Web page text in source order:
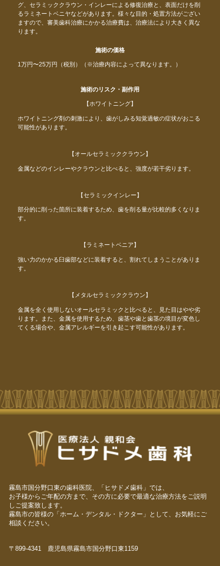
グ、セラミッククラウン・インレーによる修復治療と、表面だけを削
るラミネートベニヤなどがあります。様々な目的・処置方法がござい
ますので、審美歯科治療にかかる治療費は、治療法により大きく異な
ります。
施術の価格
1万円〜25万円（税別）（※治療内容によって異なります。）
施術のリスク・副作用
【ホワイトニング】
ホワイトニング剤の刺激により、歯がしみる知覚過敏の症状がおこる
可能性があります。
【オールセラミッククラウン】
金属などのインレーやクラウンと比べると、強度が若干劣ります。
【セラミックインレー】
部分的に削った箇所に装着するため、歯を削る量が比較的多くなりま
す。
【ラミネートベニア】
強い力のかかる臼歯部などに装着すると、割れてしまうことがありま
す。
【メタルセラミッククラウン】
金属を全く使用しないオールセラミックと比べると、見た目はやや劣
ります。また、金属を使用するため、歯茎や歯と歯茎の境目が変色し
てくる場合や、金属アレルギーを引き起こす可能性があります。
霧島市国分野口東の歯科医院、「ヒサドメ歯科」では、
お子様からご年配の方まで、その方に必要で最適な治療方法をご説明
しご提案致します。
霧島市の皆様の「ホーム・デンタル・ドクター」として、お気軽にご
相談ください。
〒899-4341 鹿児島県霧島市国分野口東1159